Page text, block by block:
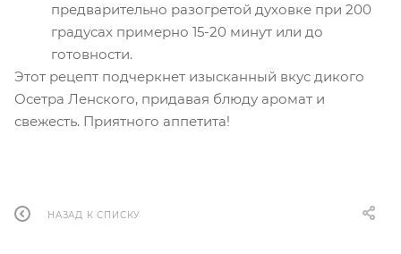
предварительно разогретой духовке при 200
градусах примерно 15-20 минут или до
готовности.
Этот рецепт подчеркнет изысканный вкус дикого
Осетра Ленского, придавая блюду аромат и
свежесть. Приятного аппетита!
НАЗАД К СПИСКУ